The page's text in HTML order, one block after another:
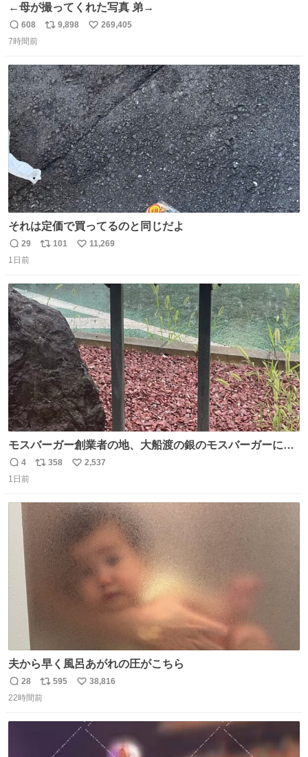
←母が撮ってくれた写真 弟→
返
信
608
リ
ト
数
9,898
い
数
269,405
7時間前
それは定価で買ってるのと同じだよ
返
信
29
リ
ト
数
101
い
数
11,269
1日前
モスバーガー創業者の地、大船渡の銀のモスバーガーに一
礼。
返
信
4
リ
ト
数
358
い
数
2,537
1日前
夫から早く風呂あがれの圧がこちら
返
信
28
リ
ポ
595
い
数
38,816
22時間前